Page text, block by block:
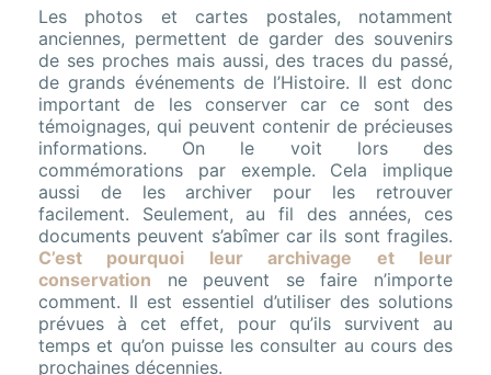
Les photos et cartes postales, notamment
anciennes, permettent de garder des souvenirs
de ses proches mais aussi, des traces du passé,
de grands événements de l’Histoire. Il est donc
important de les conserver car ce sont des
témoignages, qui peuvent contenir de précieuses
informations. On le voit lors des
commémorations par exemple. Cela implique
aussi de les archiver pour les retrouver
facilement. Seulement, au fil des années, ces
documents peuvent s’abîmer car ils sont fragiles.
C’est pourquoi leur archivage et leur
conservation ne peuvent se faire n’importe
comment. Il est essentiel d’utiliser des solutions
prévues à cet effet, pour qu’ils survivent au
temps et qu’on puisse les consulter au cours des
prochaines décennies.